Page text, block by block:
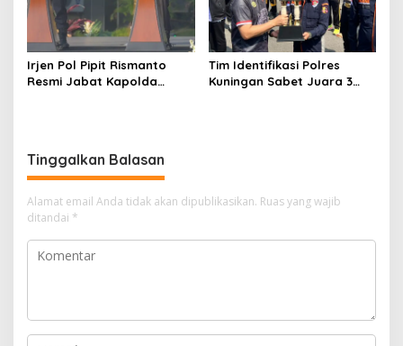
Irjen Pol Pipit Rismanto
Resmi Jabat Kapolda
Tim Identifikasi Polres
Kuningan Sabet Juara 3
Tinggalkan Balasan
Alamat email Anda tidak akan dipublikasikan. Ruas yang wajib
ditandai *